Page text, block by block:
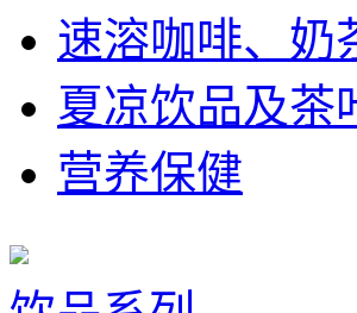
速溶咖啡、奶
夏凉饮品及茶
营养保健